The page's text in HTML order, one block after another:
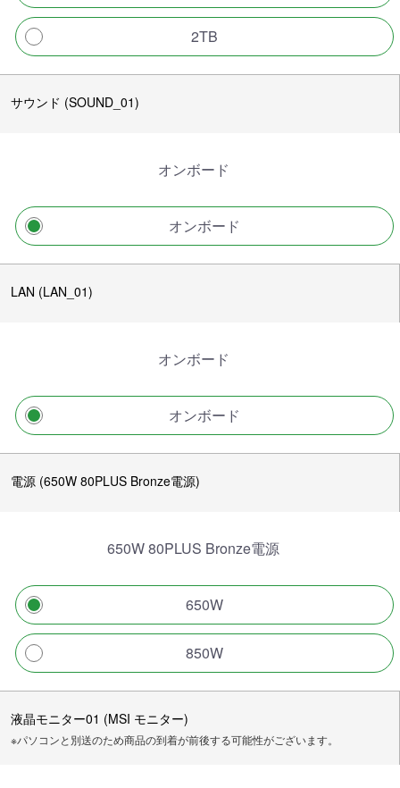
2TB
サウンド (SOUND_01)
オンボード
オンボード
LAN (LAN_01)
オンボード
オンボード
電源 (650W 80PLUS Bronze電源)
650W 80PLUS Bronze電源
650W
850W
液晶モニター01 (MSI モニター)
※パソコンと別送のため商品の到着が前後する可能性がございます。